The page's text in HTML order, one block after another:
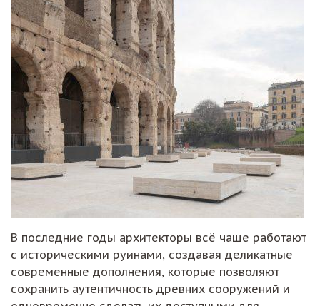
В последние годы архитекторы всё чаще работают
с историческими руинами, создавая деликатные
современные дополнения, которые позволяют
сохранить аутентичность древних сооружений и